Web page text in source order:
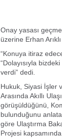
Onay yasası
üzerine Erhan
“Konuya itiraz
“Dolayısıyla
verdi” dedi.
Hukuk, Siyasi İşler
Arasında Akıllı
görüşüldüğünü,
bulunduğunu
göre Ulaştırma
Projesi